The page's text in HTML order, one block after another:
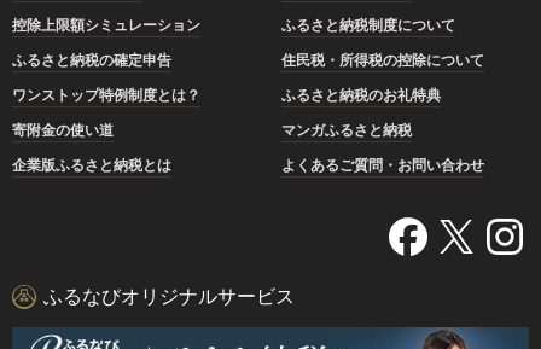
控除上限額シミュレーション
ふるさと納税制度について
ふるさと納税の確定申告
住民税・所得税の控除について
ワンストップ特例制度とは？
ふるさと納税のお礼特典
寄附金の使い道
マンガふるさと納税
企業版ふるさと納税とは
よくあるご質問・お問い合わせ
ふるなびオリジナルサービス